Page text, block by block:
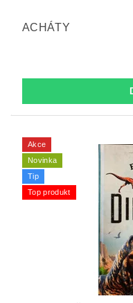
ACHÁTY
Akce
Novinka
Tip
Top produkt